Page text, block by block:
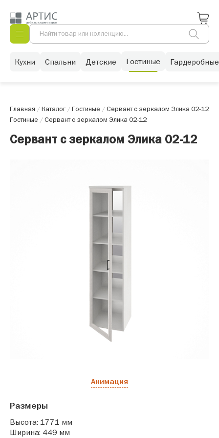
Кухни Спальни Детские Гостиные Гардеробные
Главная /Каталог/Гостиные /Сервант с зеркалом Элика 02-12
Гостиные /Сервант с зеркалом Элика 02-12
Сервант с зеркалом Элика 02-12
Анимация
Размеры
Высота: 1771 мм
Ширина: 449 мм